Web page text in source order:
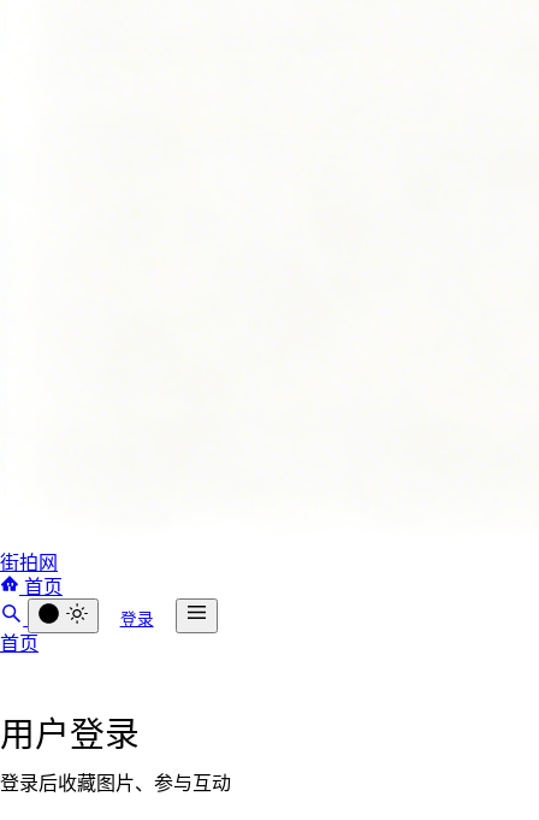
街拍网
首页
登录
首页
用户登录
登录后收藏图片、参与互动